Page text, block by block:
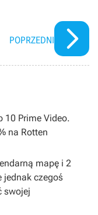
POPRZEDNI
10 Prime Video.
na Rotten
mapę i 2
jednak czegoś
swojej